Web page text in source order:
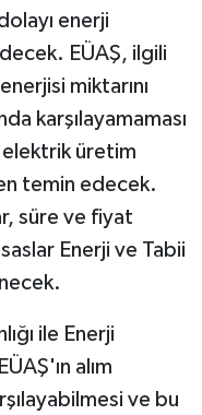
enerji
EÜAŞ, ilgili
miktarını
karşılayamaması
elektrik üretim
temin edecek.
süre ve fiyat
Enerji ve Tabii
ile Enerji
alım
ve bu